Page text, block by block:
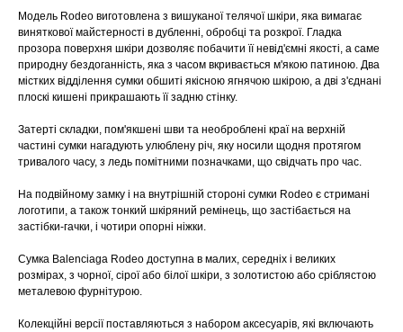
Модель Rodeo виготовлена з вишуканої телячої шкіри, яка вимагає
виняткової майстерності в дубленні, обробці та розкрої. Гладка
прозора поверхня шкіри дозволяє побачити її невід'ємні якості, а саме
природну бездоганність, яка з часом вкривається м'якою патиною. Два
містких відділення сумки обшиті якісною ягнячою шкірою, а дві з'єднані
плоскі кишені прикрашають її задню стінку.
Затерті складки, пом'якшені шви та необроблені краї на верхній
частині сумки нагадують улюблену річ, яку носили щодня протягом
тривалого часу, з ледь помітними позначками, що свідчать про час.
На подвійному замку і на внутрішній стороні сумки Rodeo є стримані
логотипи, а також тонкий шкіряний ремінець, що застібається на
застібки-гачки, і чотири опорні ніжки.
Сумка Balenciaga Rodeo доступна в малих, середніх і великих
розмірах, з чорної, сірої або білої шкіри, з золотистою або сріблястою
металевою фурнітурою.
Колекційні версії поставляються з набором аксесуарів, які включають